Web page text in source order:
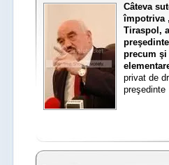
Câteva
împotriva
Tiraspol,
precum şi
privat de
preşedinte